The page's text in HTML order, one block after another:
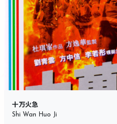
十万火急
Shi Wan Huo Ji